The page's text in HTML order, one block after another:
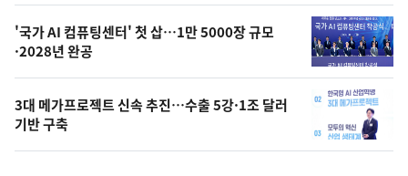
오
늘
사
진
'국가 AI 컴퓨팅센터' 첫 삽…1만 5000장 규모
·2028년 완공
3대 메가프로젝트 신속 추진…수출 5강·1조 달러
기반 구축